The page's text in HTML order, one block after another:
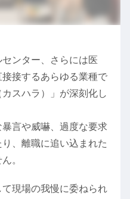
ンター、さらには医
接するあらゆる業種で
カスハラ）」が深刻化し
言や威嚇、過度な要求
、離職に追い込まれた
。
現場の我慢に委ねられ